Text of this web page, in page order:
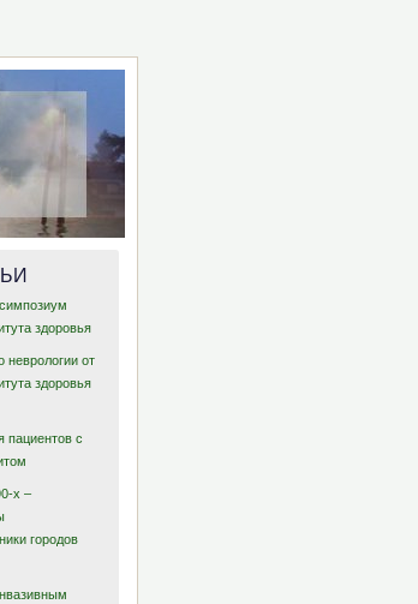
здоровья
неврологии от
здоровья
пациентов с
х –
городов